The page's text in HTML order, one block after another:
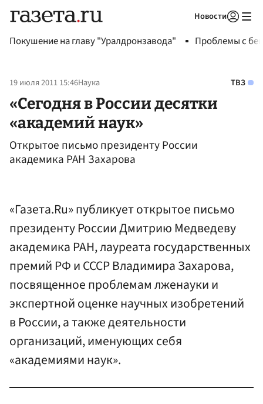
Новости
Покушение на главу "Уралдронзавода" Проблемы с
19 июля 2011 15:46Наука ТВЗ
«Сегодня в России десятки
«академий наук»
Открытое письмо президенту России
академика РАН Захарова
«Газета.Ru» публикует открытое письмо
президенту России Дмитрию Медведеву
академика РАН, лауреата государственных
премий РФ и СССР Владимира Захарова,
посвященное проблемам лженауки и
экспертной оценке научных изобретений
в России, а также деятельности
организаций, именующих себя
«академиями наук».